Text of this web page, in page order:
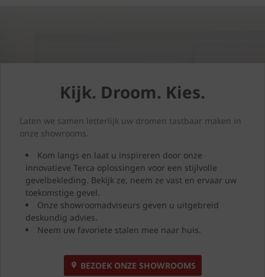
Kijk. Droom. Kies.
Laten we samen letterlijk uw dromen tastbaar maken in
onze showrooms.
Kom langs en laat u inspireren door onze
innovatieve Terca oplossingen voor een stijlvolle
gevelbekleding. Bekijk ze, neem ze vast en ervaar uw
toekomstige gevel.
Onze showroomadviseurs geven u uitgebreid
deskundig advies.
Neem uw favoriete stalen mee naar huis.
BEZOEK ONZE SHOWROOMS